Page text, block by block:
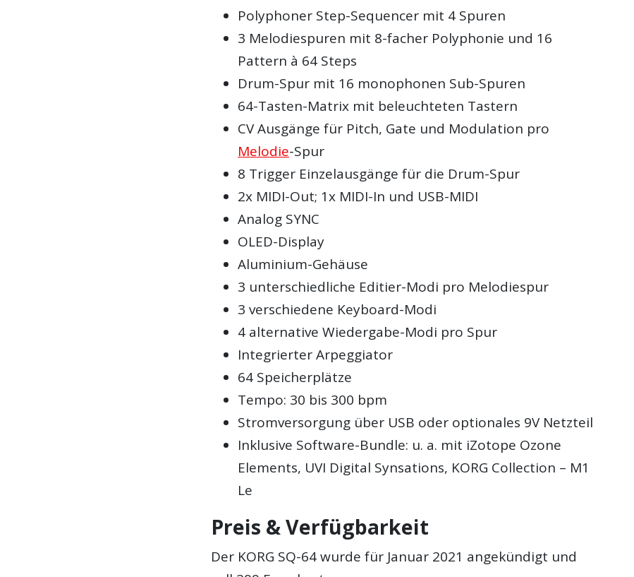
Polyphoner Step-Sequencer mit 4 Spuren
3 Melodiespuren mit 8-facher Polyphonie und 16
Pattern à 64 Steps
Drum-Spur mit 16 monophonen Sub-Spuren
64-Tasten-Matrix mit beleuchteten Tastern
CV Ausgänge für Pitch, Gate und Modulation pro
Melodie-Spur
8 Trigger Einzelausgänge für die Drum-Spur
2x MIDI-Out; 1x MIDI-In und USB-MIDI
Analog SYNC
OLED-Display
Aluminium-Gehäuse
3 unterschiedliche Editier-Modi pro Melodiespur
3 verschiedene Keyboard-Modi
4 alternative Wiedergabe-Modi pro Spur
Integrierter Arpeggiator
64 Speicherplätze
Tempo: 30 bis 300 bpm
Stromversorgung über USB oder optionales 9V Netzteil
Inklusive Software-Bundle: u. a. mit iZotope Ozone
Elements, UVI Digital Synsations, KORG Collection – M1
Le
Preis & Verfügbarkeit
Der KORG SQ-64 wurde für Januar 2021 angekündigt und